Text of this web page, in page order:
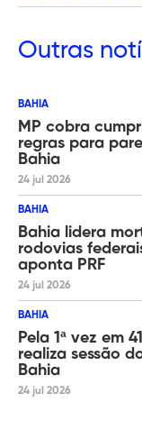
Outras
BAHIA
MP cobra
regras para
Bahia
24 jul 2026
BAHIA
Bahia lidera
rodovias
aponta PRF
24 jul 2026
BAHIA
Pela 1ª vez em
realiza sessão
Bahia
24 jul 2026